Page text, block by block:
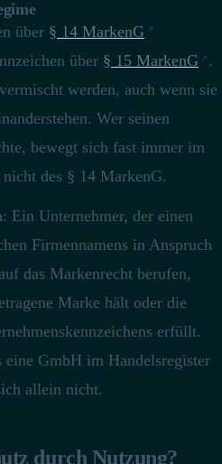
über § 14 MarkenG
über § 15 MarkenG
.
werden, auch wenn sie
Wer seinen
bewegt sich fast immer im
des § 14 MarkenG.
Ein Unternehmer, der einen
Firmennamens in Anspruch
das Markenrecht berufen,
Marke hält oder die
erfüllt.
eine GmbH im Handelsregister
allein nicht.
durch Nutzung?